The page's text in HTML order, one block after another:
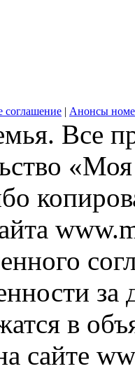
соглашение | Анонсы
Все
в
сайте